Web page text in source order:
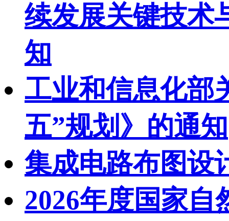
续发展关键技术
知
工业和信息化部
五”规划》的通知
集成电路布图设
2026年度国家